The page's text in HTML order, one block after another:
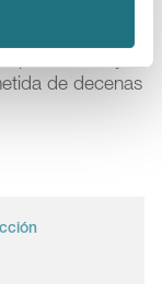
extrema y de
de decenas